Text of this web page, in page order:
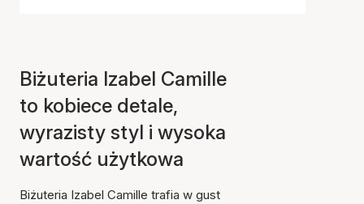
Biżuteria Izabel Camille
to kobiece detale,
wyrazisty styl i wysoka
wartość użytkowa
Biżuteria Izabel Camille trafia w gust